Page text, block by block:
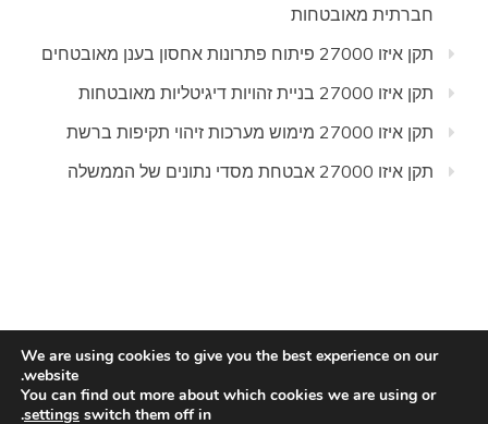
חברתית מאובטחות
תקן איזו 27000 פיתוח פתרונות אחסון בענן מאובטחים
תקן איזו 27000 בניית זהויות דיגיטליות מאובטחות
תקן איזו 27000 מימוש מערכות זיהוי תקיפות ברשת
תקן איזו 27000 אבטחת מסדי נתונים של הממשלה
All Rights Reserved 2020.
Proudly powered by WordPress
We are using cookies to give you the best experience on our
website.
You can find out more about which cookies we are using or
switch them off in
settings
.